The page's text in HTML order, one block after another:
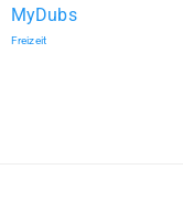
MyDubs
Freizeit